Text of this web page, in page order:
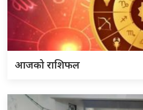
आजको राशिफल